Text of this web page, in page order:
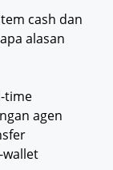
cash dan
alasan
time
agen
wallet